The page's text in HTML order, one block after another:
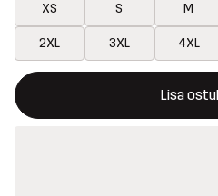
XS S M
2XL 3XL 4XL
Lisa
See nupp avab modaali, mis
{{size}} pole saadaval